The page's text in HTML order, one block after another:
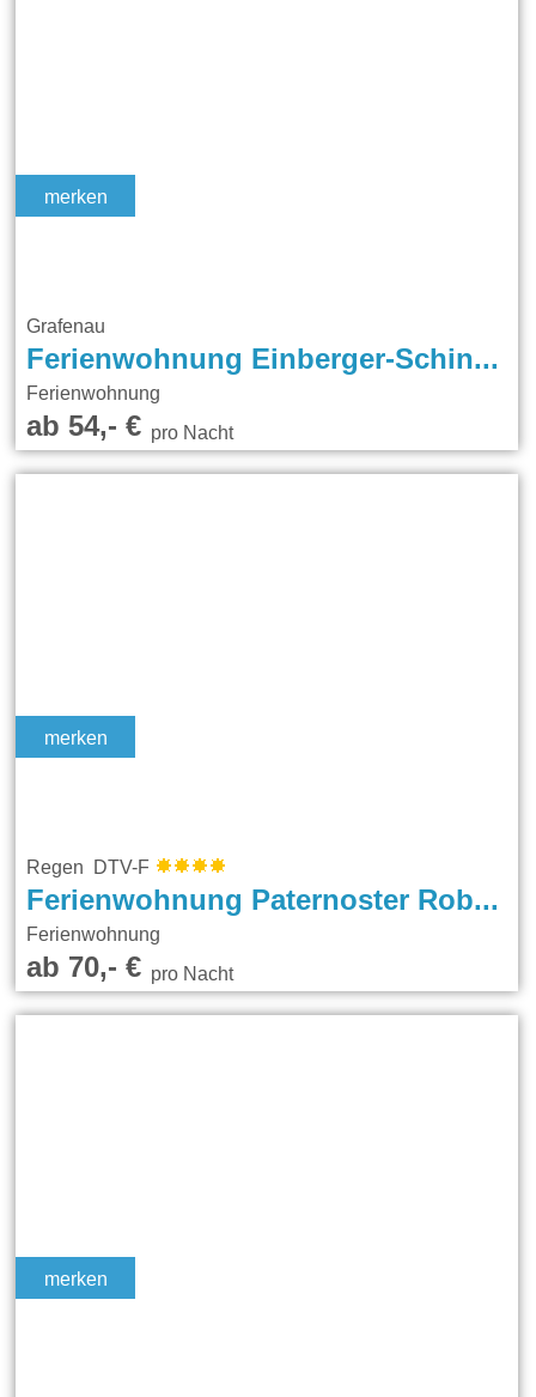
merken
Grafenau
Ferienwohnung Einberger-Schinabeck
Ferienwohnung
ab 54,- €pro Nacht
merken
Regen DTV-F
Ferienwohnung Paternoster Robert und Corinna
Ferienwohnung
ab 70,- €pro Nacht
merken